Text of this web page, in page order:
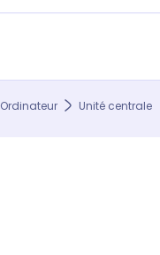
Ordinateur Unité centrale